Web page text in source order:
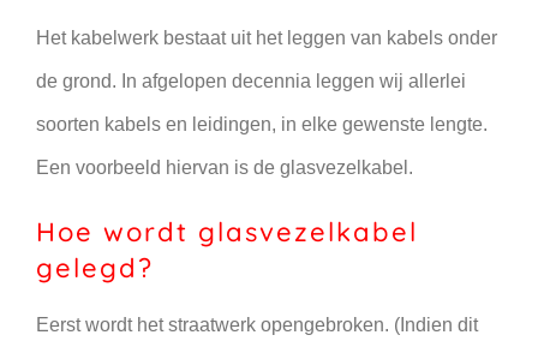
Het kabelwerk bestaat uit het leggen van kabels onder
de grond. In afgelopen decennia leggen wij allerlei
soorten kabels en leidingen, in elke gewenste lengte.
Een voorbeeld hiervan is de glasvezelkabel.
Hoe wordt glasvezelkabel
gelegd?
Eerst wordt het straatwerk opengebroken. (Indien dit